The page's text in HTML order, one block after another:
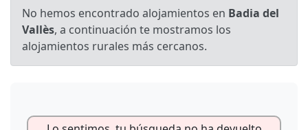
No hemos encontrado alojamientos en Badia del
Vallès, a continuación te mostramos los
alojamientos rurales más cercanos.